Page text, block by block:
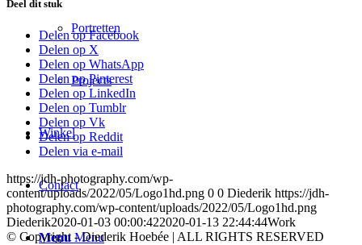
Portretten
Projects
Winkel
Contact
Menu Menu
Deel dit stuk
Delen op Facebook
Delen op X
Delen op WhatsApp
Delen op Pinterest
Delen op LinkedIn
Delen op Tumblr
Delen op Vk
Delen op Reddit
Delen via e-mail
https://jdh-photography.com/wp-
content/uploads/2022/05/Logo1hd.png 0 0 Diederik https://jdh-
photography.com/wp-content/uploads/2022/05/Logo1hd.png
Diederik2020-01-03 00:00:422020-01-13 22:44:44Work
© Copyright - Diederik Hoebée | ALL RIGHTS RESERVED